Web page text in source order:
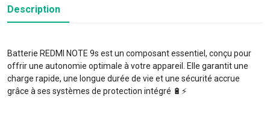
Description
Batterie REDMI NOTE 9s est un composant essentiel, conçu pour
offrir une autonomie optimale à votre appareil. Elle garantit une
charge rapide, une longue durée de vie et une sécurité accrue
grâce à ses systèmes de protection intégré 🔋⚡️